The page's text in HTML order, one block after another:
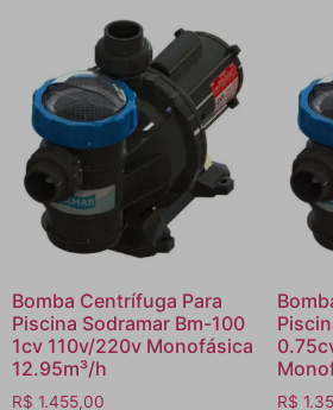
Bomba Centrífuga Para
Piscina Sodramar Bm-100
1cv 110v/220v Monofásica
12.95m³/h
R$ 1.455,00 R$